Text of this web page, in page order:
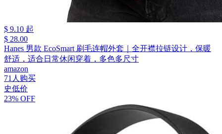
$ 9.10 起
$ 28.00
Hanes 男款 EcoSmart 刷毛连帽外套｜全开襟拉链设计，保暖
舒适，适合日常休闲穿着，多色多尺寸
amazon
71人购买
史低价
23% OFF